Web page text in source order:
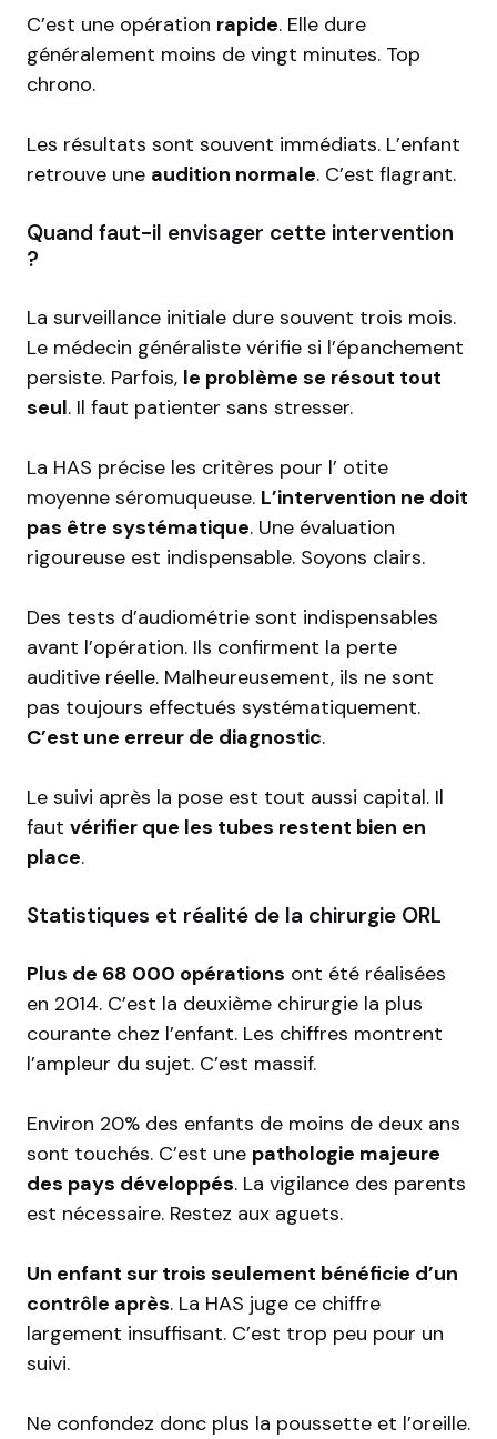
C’est une opération rapide. Elle dure
généralement moins de vingt minutes. Top
chrono.
Les résultats sont souvent immédiats. L’enfant
retrouve une audition normale. C’est flagrant.
Quand faut-il envisager cette intervention
?
La surveillance initiale dure souvent trois mois.
Le médecin généraliste vérifie si l’épanchement
persiste. Parfois, le problème se résout tout
seul. Il faut patienter sans stresser.
La HAS précise les critères pour l’ otite
moyenne séromuqueuse. L’intervention ne doit
pas être systématique. Une évaluation
rigoureuse est indispensable. Soyons clairs.
Des tests d’audiométrie sont indispensables
avant l’opération. Ils confirment la perte
auditive réelle. Malheureusement, ils ne sont
pas toujours effectués systématiquement.
C’est une erreur de diagnostic.
Le suivi après la pose est tout aussi capital. Il
faut vérifier que les tubes restent bien en
place.
Statistiques et réalité de la chirurgie ORL
Plus de 68 000 opérations ont été réalisées
en 2014. C’est la deuxième chirurgie la plus
courante chez l’enfant. Les chiffres montrent
l’ampleur du sujet. C’est massif.
Environ 20% des enfants de moins de deux ans
sont touchés. C’est une pathologie majeure
des pays développés. La vigilance des parents
est nécessaire. Restez aux aguets.
Un enfant sur trois seulement bénéficie d’un
contrôle après. La HAS juge ce chiffre
largement insuffisant. C’est trop peu pour un
suivi.
Ne confondez donc plus la poussette et l’oreille.